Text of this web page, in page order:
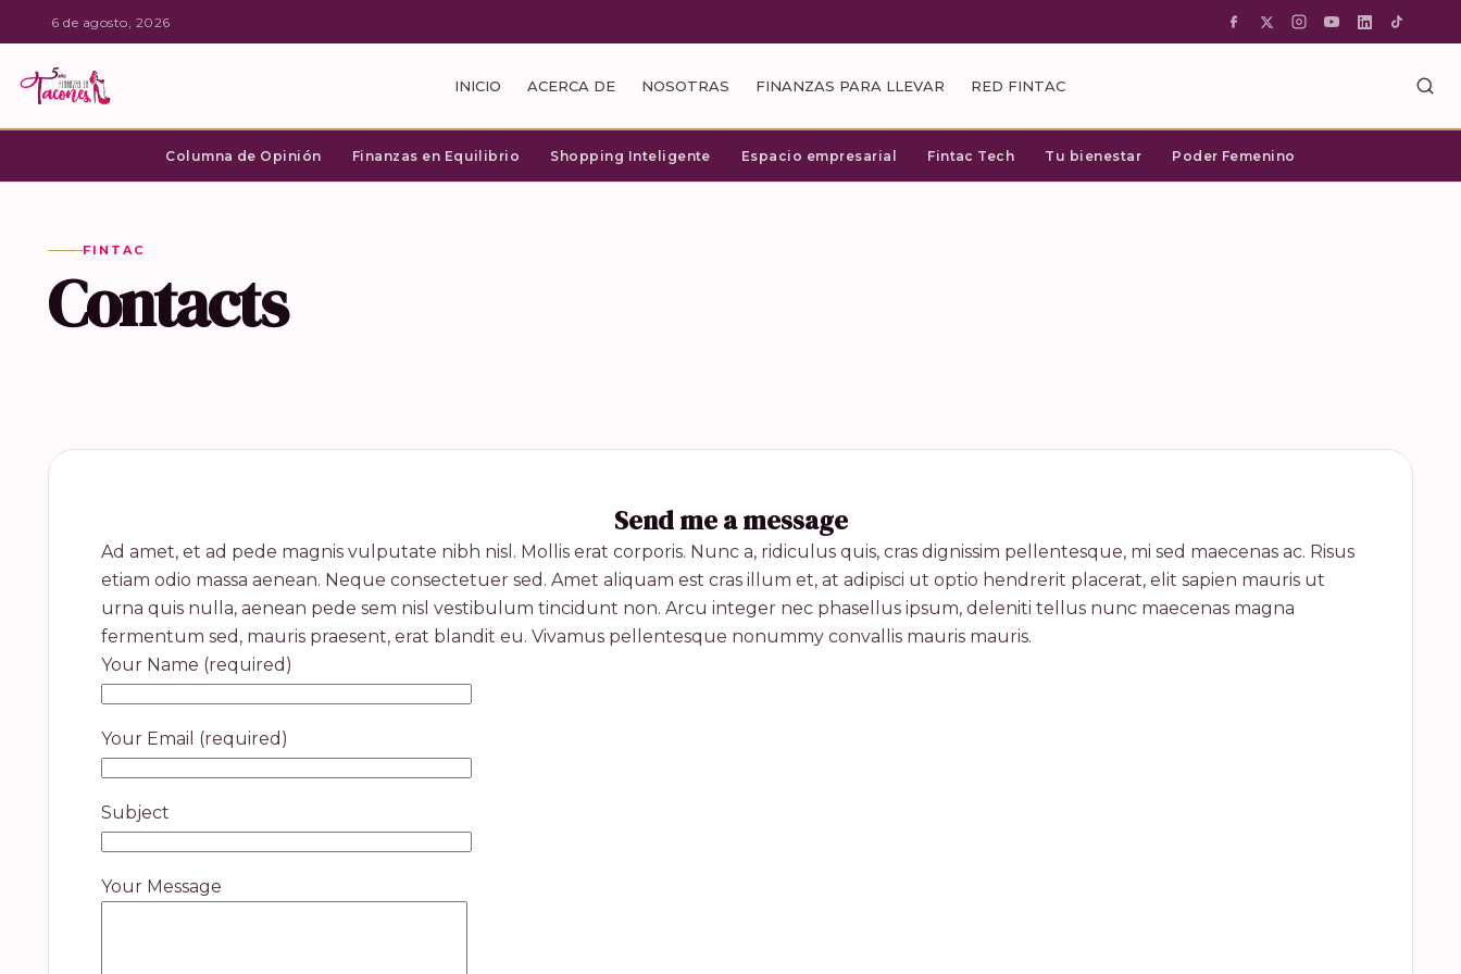
·6 de agosto, 2026
INICIO ACERCA DE NOSOTRAS FINANZAS PARA LLEVAR RED FINTAC
Columna de Opinión Finanzas en Equilibrio Shopping Inteligente Espacio empresarial Fintac Tech Tu bienestar Poder Femenino
FINTAC
Contacts
Send me a message
Ad amet, et ad pede magnis vulputate nibh nisl. Mollis erat corporis. Nunc a, ridiculus quis, cras dignissim pellentesque, mi sed maecenas ac. Risus
etiam odio massa aenean. Neque consectetuer sed. Amet aliquam est cras illum et, at adipisci ut optio hendrerit placerat, elit sapien mauris ut
urna quis nulla, aenean pede sem nisl vestibulum tincidunt non. Arcu integer nec phasellus ipsum, deleniti tellus nunc maecenas magna
fermentum sed, mauris praesent, erat blandit eu. Vivamus pellentesque nonummy convallis mauris mauris.
Your Name (required)
Your Email (required)
Subject
Your Message